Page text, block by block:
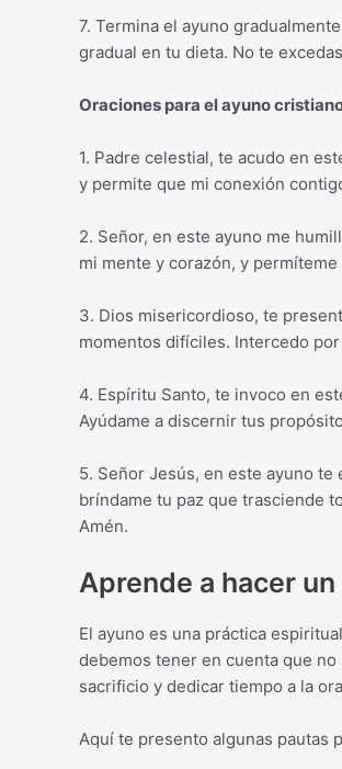
7. Termina el ayuno
gradual en tu dieta. No te
Oraciones para el ayuno
1. Padre celestial, te acudo en
y permite que mi conexión
2. Señor, en este ayuno me
mi mente y corazón, y
3. Dios misericordioso, te
momentos difíciles. Intercedo
4. Espíritu Santo, te invoco en
Ayúdame a discernir tus
5. Señor Jesús, en este ayuno
bríndame tu paz que trasciende
Amén.
Aprende a hacer
El ayuno es una práctica
debemos tener en cuenta que
sacrificio y dedicar tiempo a la
Aquí te presento algunas pautas